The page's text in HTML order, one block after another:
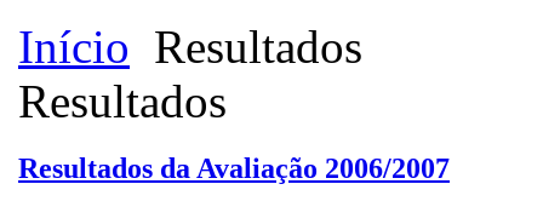
Início Resultados
Resultados
Resultados da Avaliação 2006/2007